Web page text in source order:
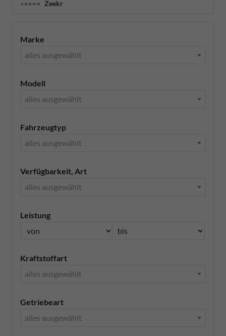
Zeekr
Marke
alles ausgewählt
Modell
alles ausgewählt
Fahrzeugtyp
alles ausgewählt
Verfügbarkeit, Art
alles ausgewählt
Leistung
Kraftstoffart
alles ausgewählt
Getriebeart
alles ausgewählt